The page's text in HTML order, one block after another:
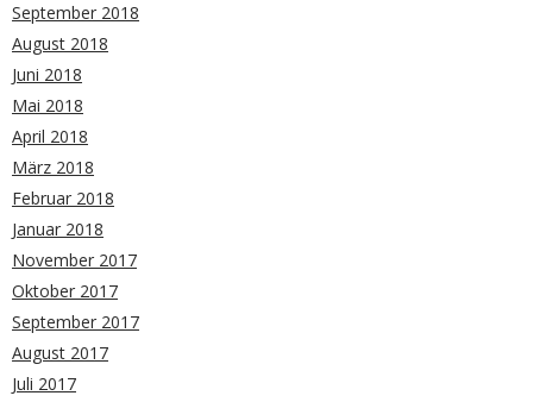
September 2018
August 2018
Juni 2018
Mai 2018
April 2018
März 2018
Februar 2018
Januar 2018
November 2017
Oktober 2017
September 2017
August 2017
Juli 2017